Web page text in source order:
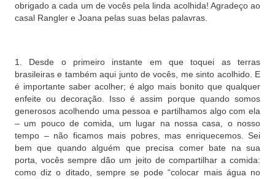
obrigado a cada um de vocês pela linda acolhida! Agradeço ao
casal Rangler e Joana pelas suas belas palavras.
1. Desde o primeiro instante em que toquei as terras
brasileiras e também aqui junto de vocês, me sinto acolhido. E
é importante saber acolher; é algo mais bonito que qualquer
enfeite ou decoração. Isso é assim porque quando somos
generosos acolhendo uma pessoa e partilhamos algo com ela
– um pouco de comida, um lugar na nossa casa, o nosso
tempo – não ficamos mais pobres, mas enriquecemos. Sei
bem que quando alguém que precisa comer bate na sua
porta, vocês sempre dão um jeito de compartilhar a comida:
como diz o ditado, sempre se pode “colocar mais água no